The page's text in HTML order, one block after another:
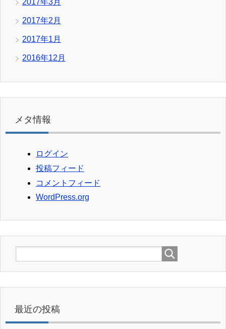
2017年3月
2017年2月
2017年1月
2016年12月
メタ情報
ログイン
投稿フィード
コメントフィード
WordPress.org
最近の投稿